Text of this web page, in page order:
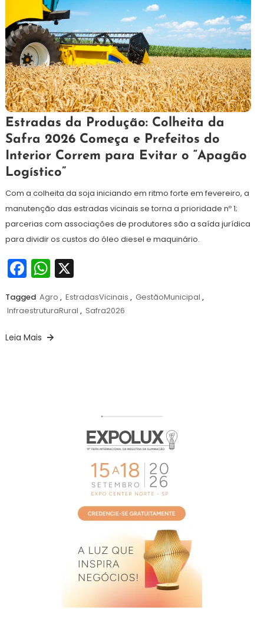
6
de
fevereiro
de
2026
Redação
Estradas da Produção: Colheita da
Safra 2026 Começa e Prefeitos do
Interior Correm para Evitar o “Apagão
Logístico”
Com a colheita da soja iniciando em ritmo forte em fevereiro, a
manutenção das estradas vicinais se torna a prioridade nº 1;
parcerias com associações de produtores são a saída jurídica
para dividir os custos do óleo diesel e maquinário.
Facebook
WhatsApp
X
Tagged Agro , EstradasVicinais , GestãoMunicipal ,
InfraestruturaRural , Safra2026
Leia Mais